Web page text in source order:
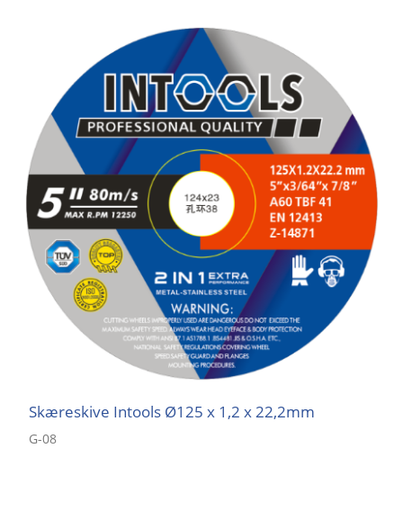
Skæreskive Intools Ø125 x 1,2 x 22,2mm
G-08